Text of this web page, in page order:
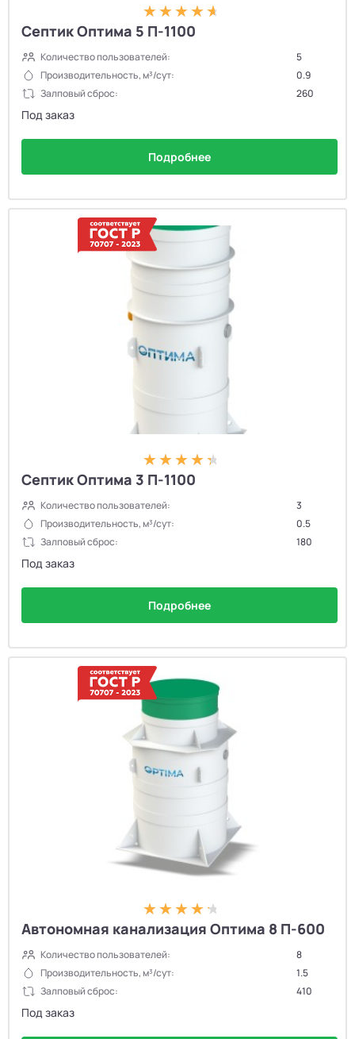
Септик Оптима 5 П-1100
Количество пользователей:
5
Производительность, м³/сут:
0.9
Залповый сброс:
260
Под заказ
Подробнее
Септик Оптима 3 П-1100
Количество пользователей:
3
Производительность, м³/сут:
0.5
Залповый сброс:
180
Под заказ
Подробнее
Автономная канализация Оптима 8 П-600
Количество пользователей:
8
Производительность, м³/сут:
1.5
Залповый сброс:
410
Под заказ